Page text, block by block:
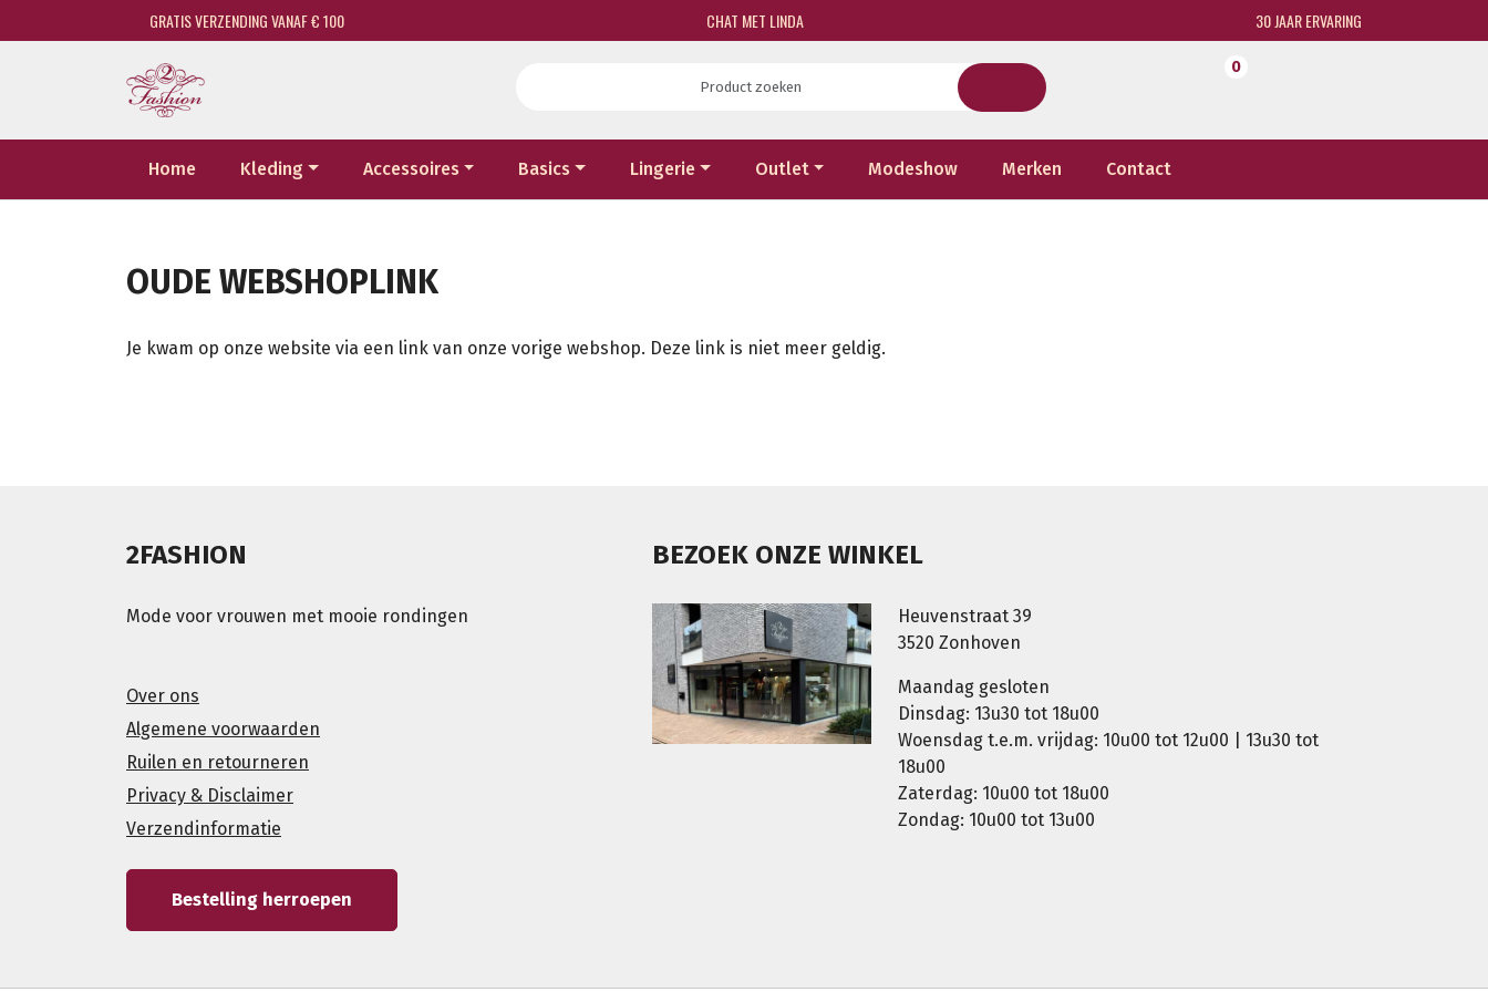
GRATIS VERZENDING VANAF € 100 CHAT MET LINDA 30 JAAR ERVARING
0
Home Kleding Accessoires Basics Lingerie Outlet Modeshow Merken Contact
OUDE WEBSHOPLINK
Je kwam op onze website via een link van onze vorige webshop. Deze link is niet meer geldig.
2FASHION
Mode voor vrouwen met mooie rondingen
Over ons
Algemene voorwaarden
Ruilen en retourneren
Privacy & Disclaimer
Verzendinformatie
Bestelling herroepen
BEZOEK ONZE WINKEL
Heuvenstraat 39
3520 Zonhoven
Maandag gesloten
Dinsdag: 13u30 tot 18u00
Woensdag t.e.m. vrijdag: 10u00 tot 12u00 | 13u30 tot
18u00
Zaterdag: 10u00 tot 18u00
Zondag: 10u00 tot 13u00